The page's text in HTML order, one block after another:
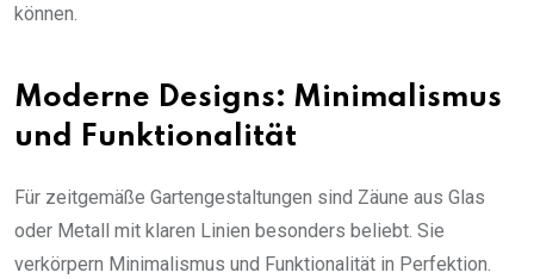
können.
Moderne Designs: Minimalismus
und Funktionalität
Für zeitgemäße Gartengestaltungen sind Zäune aus Glas
oder Metall mit klaren Linien besonders beliebt. Sie
verkörpern Minimalismus und Funktionalität in Perfektion.